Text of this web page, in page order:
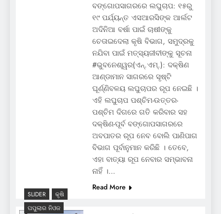
ବଙ୍ଗୋପସାଗରରେ ଲଘୁଚାପ: ୧୫ରୁ
୧୯ ପର୍ଯ୍ୟନ୍ତ ଏସଆରସିଙ୍କ ଆର୍ଲଟ
ଅଦିନିଆ ବର୍ଷା ପାଇଁ ଚାଷୀଙ୍କୁ
ଚେତାଇଦେଲା କୃଷି ବିଭାଗ, ସମୁଦ୍ରକୁ
ନଯିବା ପାଇଁ ମତ୍ସ୍ୟଜୀବୀଙ୍କୁ ସୂଚନା
#ଭୁବନେଶ୍ୱର(ଏନ୍‌.ଏମ୍‌.): ଦକ୍ଷିଣ
ଆଣ୍ଡାମାନ ସାଗରରେ ସୃଷ୍ଟି
ଘୂର୍ଣ୍ଣିବଳୟ ଲଘୁଚାପର ରୂପ ନେଇଛି ।
ଏହି ଲଘୁଚାପ ପଶ୍ଚିମ-ଉତ୍ତର-
ପଶ୍ଚିମ ଦିଗରେ ଗତି କରିବାର ସହ
ଦକ୍ଷିଣ-ପୂର୍ବ ବଙ୍ଗୋପସାଗରରେ
ଅବପାତର ରୂପ ନେବ ବୋଲି ପାଣିପାଗ
ବିଭାଗ ପୂର୍ବାନୁମାନ କରିଛି । ତେବେ,
ଏହା ବାତ୍ୟା ରୂପ ନେବାର ସମ୍ଭାବନା
ନାହିଁ ।…
Read More
SLIDER
କୃଷି
ପପୁଲାର ନିଓଜ